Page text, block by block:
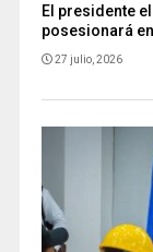
El presidente
posesionará
27 julio, 2026